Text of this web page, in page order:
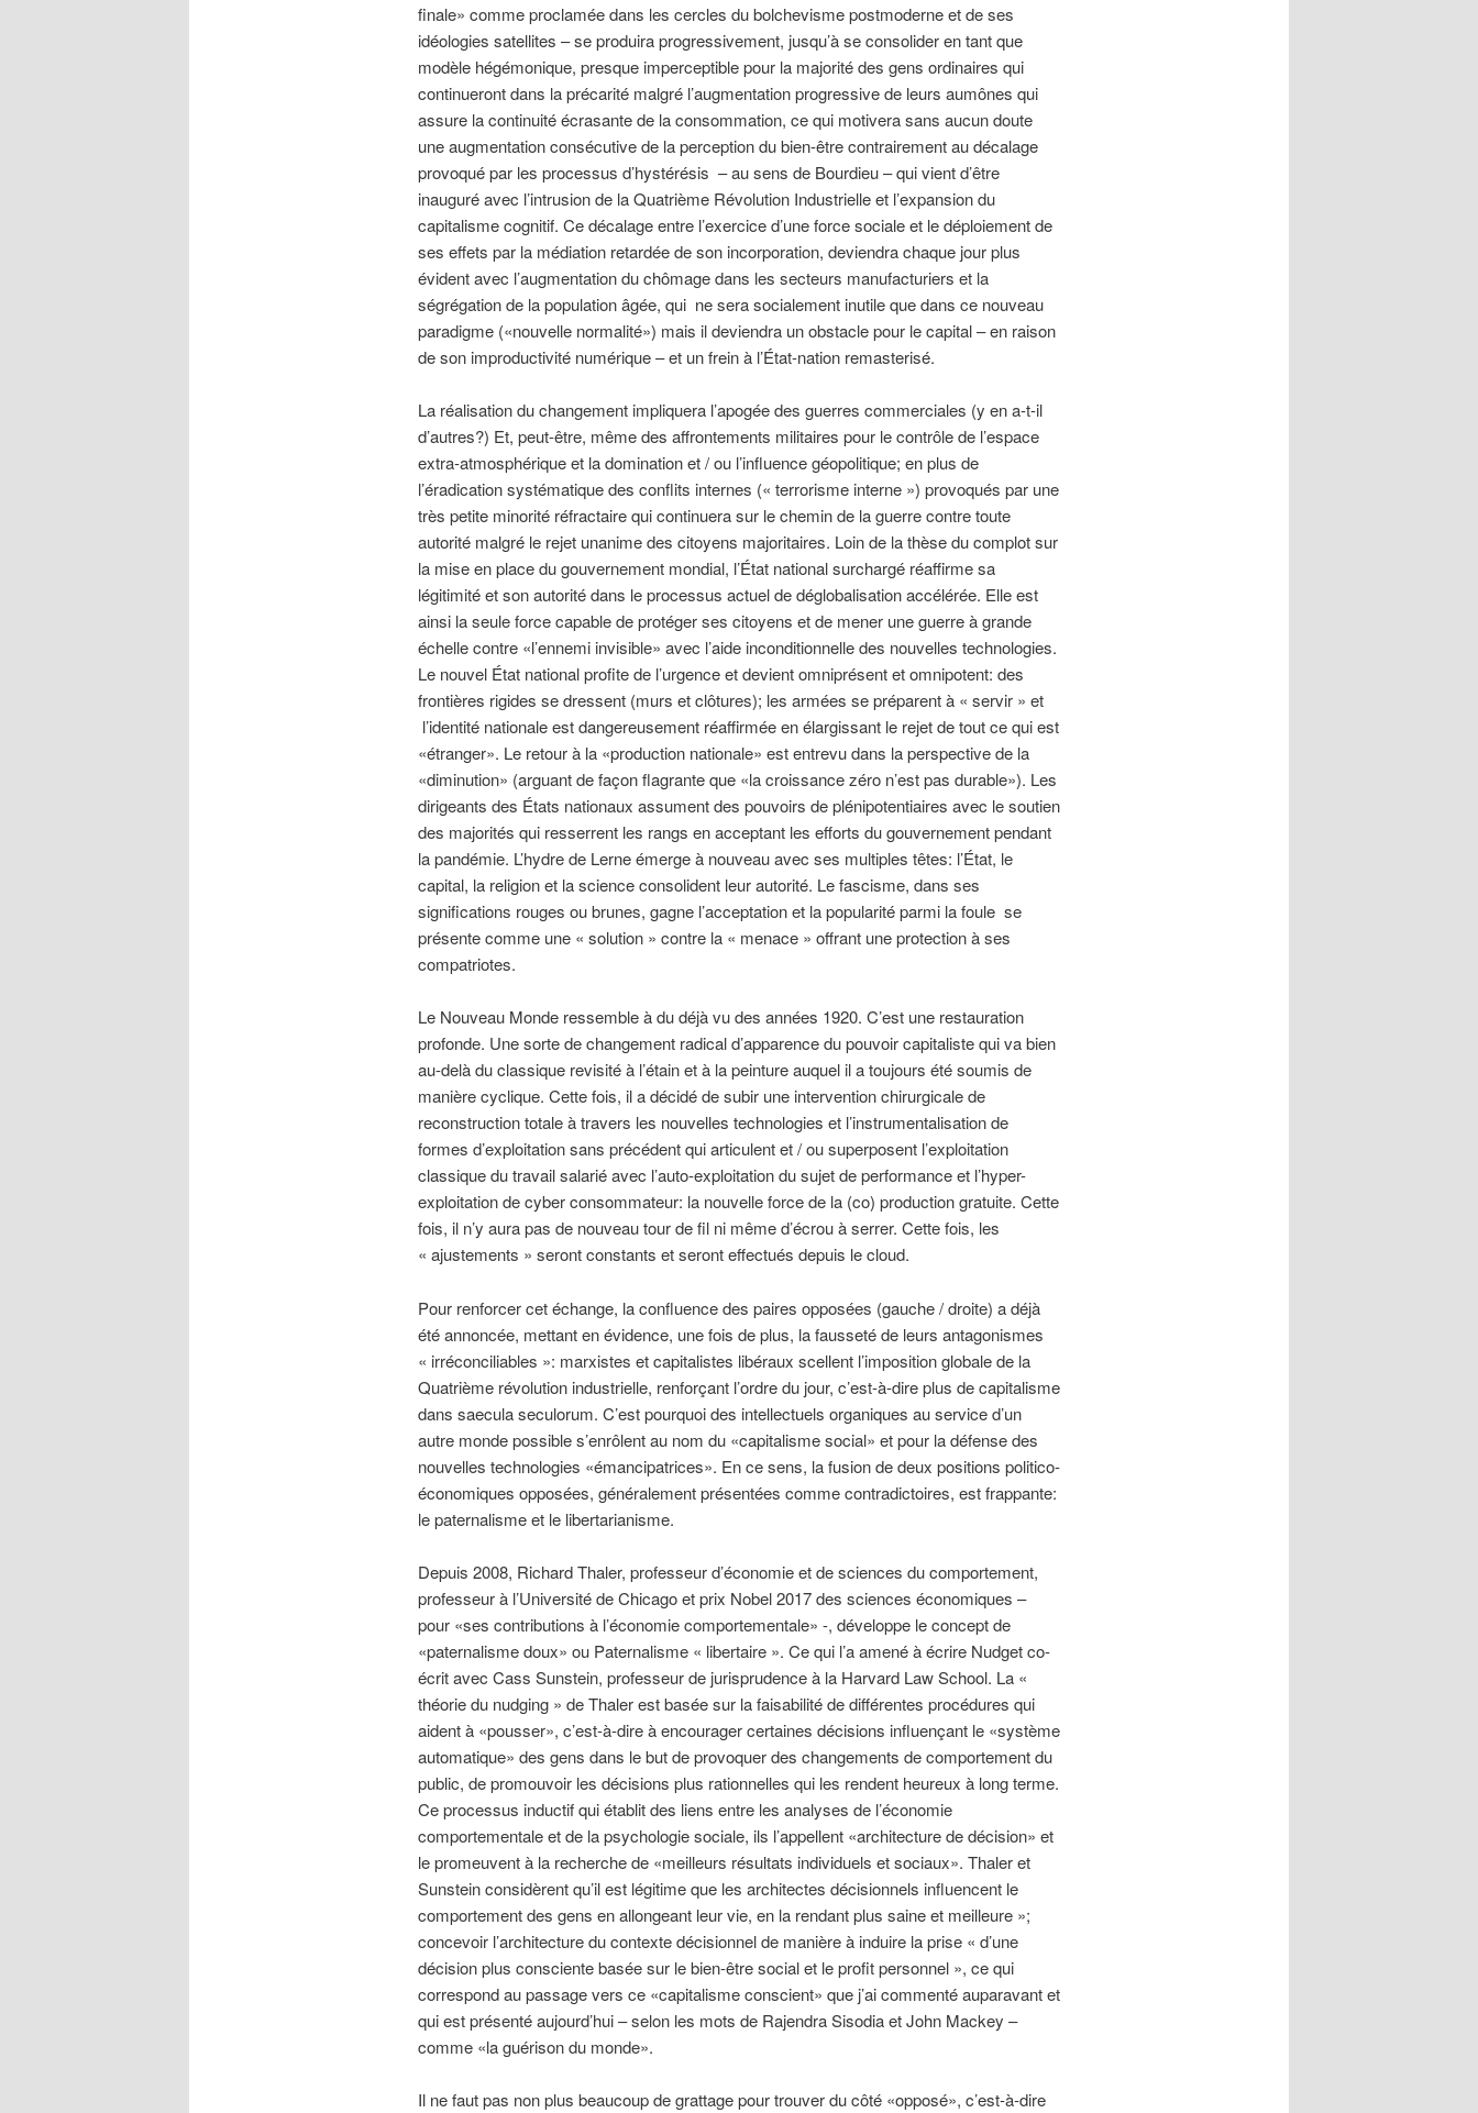
finale» comme proclamée dans les cercles du bolchevisme postmoderne et de ses
idéologies satellites – se produira progressivement, jusqu’à se consolider en tant que
modèle hégémonique, presque imperceptible pour la majorité des gens ordinaires qui
continueront dans la précarité malgré l’augmentation progressive de leurs aumônes qui
assure la continuité écrasante de la consommation, ce qui motivera sans aucun doute
une augmentation consécutive de la perception du bien-être contrairement au décalage
provoqué par les processus d’hystérésis – au sens de Bourdieu – qui vient d’être
inauguré avec l’intrusion de la Quatrième Révolution Industrielle et l’expansion du
capitalisme cognitif. Ce décalage entre l’exercice d’une force sociale et le déploiement de
ses effets par la médiation retardée de son incorporation, deviendra chaque jour plus
évident avec l’augmentation du chômage dans les secteurs manufacturiers et la
ségrégation de la population âgée, qui ne sera socialement inutile que dans ce nouveau
paradigme («nouvelle normalité») mais il deviendra un obstacle pour le capital – en raison
de son improductivité numérique – et un frein à l’État-nation remasterisé.
La réalisation du changement impliquera l’apogée des guerres commerciales (y en a-t-il
d’autres?) Et, peut-être, même des affrontements militaires pour le contrôle de l’espace
extra-atmosphérique et la domination et / ou l’influence géopolitique; en plus de
l’éradication systématique des conflits internes (« terrorisme interne ») provoqués par une
très petite minorité réfractaire qui continuera sur le chemin de la guerre contre toute
autorité malgré le rejet unanime des citoyens majoritaires. Loin de la thèse du complot sur
la mise en place du gouvernement mondial, l’État national surchargé réaffirme sa
légitimité et son autorité dans le processus actuel de déglobalisation accélérée. Elle est
ainsi la seule force capable de protéger ses citoyens et de mener une guerre à grande
échelle contre «l’ennemi invisible» avec l’aide inconditionnelle des nouvelles technologies.
Le nouvel État national profite de l’urgence et devient omniprésent et omnipotent: des
frontières rigides se dressent (murs et clôtures); les armées se préparent à « servir » et
l’identité nationale est dangereusement réaffirmée en élargissant le rejet de tout ce qui est
«étranger». Le retour à la «production nationale» est entrevu dans la perspective de la
«diminution» (arguant de façon flagrante que «la croissance zéro n’est pas durable»). Les
dirigeants des États nationaux assument des pouvoirs de plénipotentiaires avec le soutien
des majorités qui resserrent les rangs en acceptant les efforts du gouvernement pendant
la pandémie. L’hydre de Lerne émerge à nouveau avec ses multiples têtes: l’État, le
capital, la religion et la science consolident leur autorité. Le fascisme, dans ses
significations rouges ou brunes, gagne l’acceptation et la popularité parmi la foule se
présente comme une « solution » contre la « menace » offrant une protection à ses
compatriotes.
Le Nouveau Monde ressemble à du déjà vu des années 1920. C’est une restauration
profonde. Une sorte de changement radical d’apparence du pouvoir capitaliste qui va bien
au-delà du classique revisité à l’étain et à la peinture auquel il a toujours été soumis de
manière cyclique. Cette fois, il a décidé de subir une intervention chirurgicale de
reconstruction totale à travers les nouvelles technologies et l’instrumentalisation de
formes d’exploitation sans précédent qui articulent et / ou superposent l’exploitation
classique du travail salarié avec l’auto-exploitation du sujet de performance et l’hyper-
exploitation de cyber consommateur: la nouvelle force de la (co) production gratuite. Cette
fois, il n’y aura pas de nouveau tour de fil ni même d’écrou à serrer. Cette fois, les
« ajustements » seront constants et seront effectués depuis le cloud.
Pour renforcer cet échange, la confluence des paires opposées (gauche / droite) a déjà
été annoncée, mettant en évidence, une fois de plus, la fausseté de leurs antagonismes
« irréconciliables »: marxistes et capitalistes libéraux scellent l’imposition globale de la
Quatrième révolution industrielle, renforçant l’ordre du jour, c’est-à-dire plus de capitalisme
dans saecula seculorum. C’est pourquoi des intellectuels organiques au service d’un
autre monde possible s’enrôlent au nom du «capitalisme social» et pour la défense des
nouvelles technologies «émancipatrices». En ce sens, la fusion de deux positions politico-
économiques opposées, généralement présentées comme contradictoires, est frappante:
le paternalisme et le libertarianisme.
Depuis 2008, Richard Thaler, professeur d’économie et de sciences du comportement,
professeur à l’Université de Chicago et prix Nobel 2017 des sciences économiques –
pour «ses contributions à l’économie comportementale» -, développe le concept de
«paternalisme doux» ou Paternalisme « libertaire ». Ce qui l’a amené à écrire Nudget co-
écrit avec Cass Sunstein, professeur de jurisprudence à la Harvard Law School. La «
théorie du nudging » de Thaler est basée sur la faisabilité de différentes procédures qui
aident à «pousser», c’est-à-dire à encourager certaines décisions influençant le «système
automatique» des gens dans le but de provoquer des changements de comportement du
public, de promouvoir les décisions plus rationnelles qui les rendent heureux à long terme.
Ce processus inductif qui établit des liens entre les analyses de l’économie
comportementale et de la psychologie sociale, ils l’appellent «architecture de décision» et
le promeuvent à la recherche de «meilleurs résultats individuels et sociaux». Thaler et
Sunstein considèrent qu’il est légitime que les architectes décisionnels influencent le
comportement des gens en allongeant leur vie, en la rendant plus saine et meilleure »;
concevoir l’architecture du contexte décisionnel de manière à induire la prise « d’une
décision plus consciente basée sur le bien-être social et le profit personnel », ce qui
correspond au passage vers ce «capitalisme conscient» que j’ai commenté auparavant et
qui est présenté aujourd’hui – selon les mots de Rajendra Sisodia et John Mackey –
comme «la guérison du monde».
Il ne faut pas non plus beaucoup de grattage pour trouver du côté «opposé», c’est-à-dire